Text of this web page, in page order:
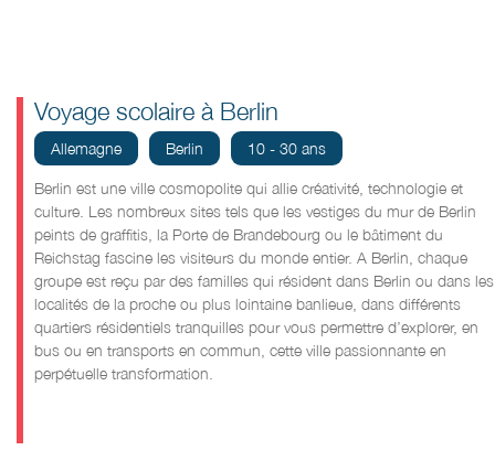
Voyage scolaire à Berlin
Allemagne Berlin 10 - 30 ans
Berlin est une ville cosmopolite qui allie créativité, technologie et
culture. L es nombreux sites tels que les vestiges du mur de Berlin
peints de graffitis, la Porte de Brandebourg ou le bâtiment du
Reichstag fascine les visiteurs du monde entier. A Berlin, chaque
groupe est reçu par des familles qui résident dans Berlin ou dans les
localités de la proche ou plus lointaine banlieue, dans différents
quartiers résidentiels tranquilles pour vous permettre d’explorer, en
bus ou en transports en commun, cette ville passionnante en
perpétuelle transformation.